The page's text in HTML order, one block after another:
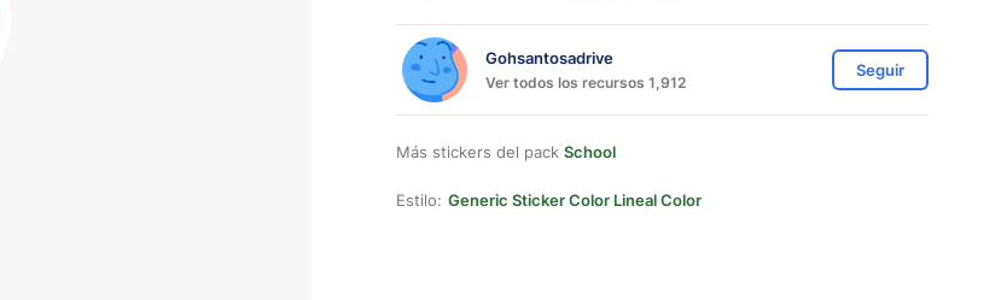
Gohsantosadrive
Ver todos los recursos 1,912
Seguir
Más stickers del pack School
Estilo: Generic Sticker Color Lineal Color